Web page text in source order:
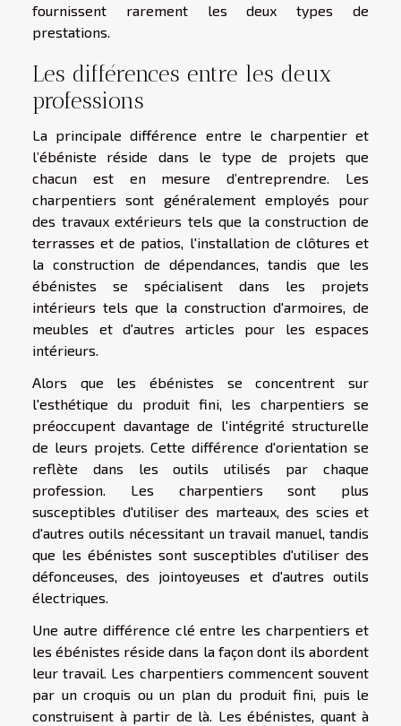
fournissent rarement les deux types de
prestations.
Les différences entre les deux
professions
La principale différence entre le charpentier et
l’ébéniste réside dans le type de projets que
chacun est en mesure d’entreprendre. Les
charpentiers sont généralement employés pour
des travaux extérieurs tels que la construction de
terrasses et de patios, l'installation de clôtures et
la construction de dépendances, tandis que les
ébénistes se spécialisent dans les projets
intérieurs tels que la construction d'armoires, de
meubles et d'autres articles pour les espaces
intérieurs.
Alors que les ébénistes se concentrent sur
l'esthétique du produit fini, les charpentiers se
préoccupent davantage de l'intégrité structurelle
de leurs projets. Cette différence d'orientation se
reflète dans les outils utilisés par chaque
profession. Les charpentiers sont plus
susceptibles d'utiliser des marteaux, des scies et
d'autres outils nécessitant un travail manuel, tandis
que les ébénistes sont susceptibles d'utiliser des
défonceuses, des jointoyeuses et d'autres outils
électriques.
Une autre différence clé entre les charpentiers et
les ébénistes réside dans la façon dont ils abordent
leur travail. Les charpentiers commencent souvent
par un croquis ou un plan du produit fini, puis le
construisent à partir de là. Les ébénistes, quant à